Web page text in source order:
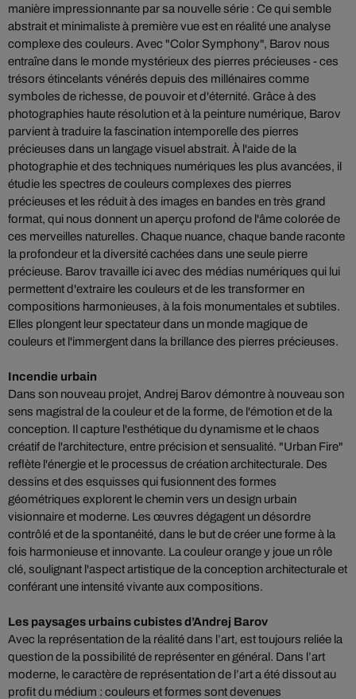
manière impressionnante par sa nouvelle série : Ce qui semble
abstrait et minimaliste à première vue est en réalité une analyse
complexe des couleurs. Avec "Color Symphony", Barov nous
entraîne dans le monde mystérieux des pierres précieuses - ces
trésors étincelants vénérés depuis des millénaires comme
symboles de richesse, de pouvoir et d'éternité. Grâce à des
photographies haute résolution et à la peinture numérique, Barov
parvient à traduire la fascination intemporelle des pierres
précieuses dans un langage visuel abstrait. À l'aide de la
photographie et des techniques numériques les plus avancées, il
étudie les spectres de couleurs complexes des pierres
précieuses et les réduit à des images en bandes en très grand
format, qui nous donnent un aperçu profond de l'âme colorée de
ces merveilles naturelles. Chaque nuance, chaque bande raconte
la profondeur et la diversité cachées dans une seule pierre
précieuse. Barov travaille ici avec des médias numériques qui lui
permettent d'extraire les couleurs et de les transformer en
compositions harmonieuses, à la fois monumentales et subtiles.
Elles plongent leur spectateur dans un monde magique de
couleurs et l'immergent dans la brillance des pierres précieuses.
Incendie urbain
Dans son nouveau projet, Andrej Barov démontre à nouveau son
sens magistral de la couleur et de la forme, de l'émotion et de la
conception. Il capture l'esthétique du dynamisme et le chaos
créatif de l'architecture, entre précision et sensualité. "Urban Fire"
reflète l'énergie et le processus de création architecturale. Des
dessins et des esquisses qui fusionnent des formes
géométriques explorent le chemin vers un design urbain
visionnaire et moderne. Les œuvres dégagent un désordre
contrôlé et de la spontanéité, dans le but de créer une forme à la
fois harmonieuse et innovante. La couleur orange y joue un rôle
clé, soulignant l'aspect artistique de la conception architecturale et
conférant une intensité vivante aux compositions.
Les paysages urbains cubistes d’Andrej Barov
Avec la représentation de la réalité dans l’art, est toujours reliée la
question de la possibilité de représenter en général. Dans l’art
moderne, le caractère de représentation de l’art a été dissout au
profit du médium : couleurs et formes sont devenues